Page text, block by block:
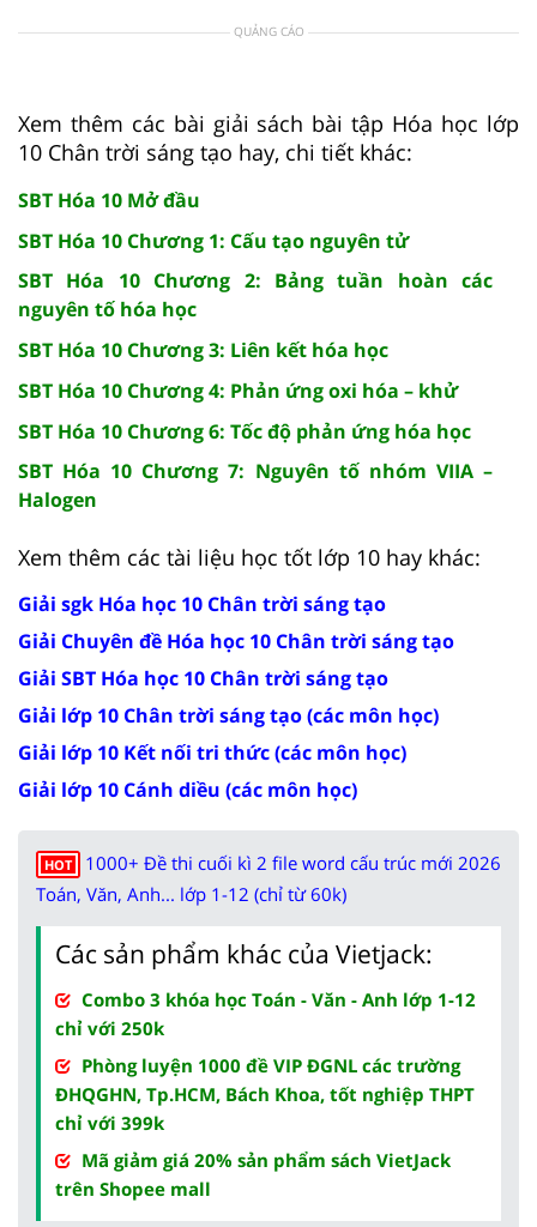
QUẢNG CÁO
Xem thêm các bài giải sách bài tập Hóa học lớp
10 Chân trời sáng tạo hay, chi tiết khác:
SBT Hóa 10 Mở đầu
SBT Hóa 10 Chương 1: Cấu tạo nguyên tử
SBT Hóa 10 Chương 2: Bảng tuần hoàn các
nguyên tố hóa học
SBT Hóa 10 Chương 3: Liên kết hóa học
SBT Hóa 10 Chương 4: Phản ứng oxi hóa – khử
SBT Hóa 10 Chương 6: Tốc độ phản ứng hóa học
SBT Hóa 10 Chương 7: Nguyên tố nhóm VIIA –
Halogen
Xem thêm các tài liệu học tốt lớp 10 hay khác:
Giải sgk Hóa học 10 Chân trời sáng tạo
Giải Chuyên đề Hóa học 10 Chân trời sáng tạo
Giải SBT Hóa học 10 Chân trời sáng tạo
Giải lớp 10 Chân trời sáng tạo (các môn học)
Giải lớp 10 Kết nối tri thức (các môn học)
Giải lớp 10 Cánh diều (các môn học)
HOT
1000+ Đề thi cuối kì 2 file word cấu trúc mới 2026
Toán, Văn, Anh... lớp 1-12 (chỉ từ 60k)
Các sản phẩm khác của Vietjack:
Combo 3 khóa học Toán - Văn - Anh lớp 1-12
chỉ với 250k
Phòng luyện 1000 đề VIP ĐGNL các trường
ĐHQGHN, Tp.HCM, Bách Khoa, tốt nghiệp THPT
chỉ với 399k
Mã giảm giá 20% sản phẩm sách VietJack
trên Shopee mall